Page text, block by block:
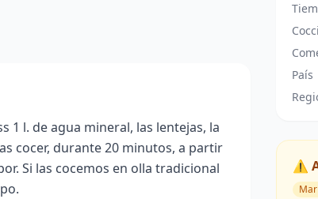
1 l. de agua mineral, las lentejas, la
cocer, durante 20 minutos, a partir
Si las cocemos en olla tradicional
País
⚠️